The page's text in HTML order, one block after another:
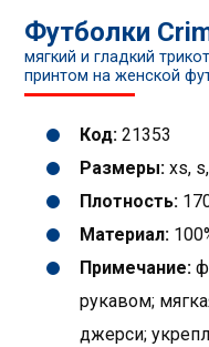
Футболки
мягкий и гладкий
принтом на женской
Код: 21353
Размеры: xs,
Плотность:
Материал:
Примечание:
рукавом;
джерси;